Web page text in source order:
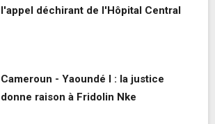
l'appel déchirant de l'Hôpital Central
Cameroun - Yaoundé I : la justice
donne raison à Fridolin Nke